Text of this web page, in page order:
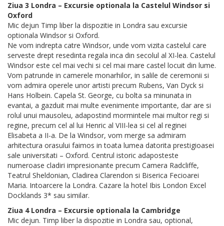
Ziua 3 Londra – Excursie optionala la Castelul Windsor si
Oxford
Mic dejun Timp liber la dispozitie in Londra sau excursie
optionala Windsor si Oxford.
Ne vom indrepta catre Windsor, unde vom vizita castelul care
serveste drept resedinta regala inca din secolul al XI-lea. Castelul
Windsor este cel mai vechi si cel mai mare castel locuit din lume.
Vom patrunde in camerele monarhilor, in salile de ceremonii si
vom admira operele unor artisti precum Rubens, Van Dyck si
Hans Holbein. Capela St. George, cu bolta sa minunata in
evantai, a gazduit mai multe evenimente importante, dar are si
rolul unui mausoleu, adapostind mormintele mai multor regi si
regine, precum cel al lui Henric al VIII-lea si cel al reginei
Elisabeta a II-a. De la Windsor, vom merge sa admiram
arhitectura orasului faimos in toata lumea datorita prestigioasei
sale universitati – Oxford. Centrul istoric adaposteste
numeroase cladiri impresionante precum Camera Radcliffe,
Teatrul Sheldonian, Cladirea Clarendon si Biserica Fecioarei
Maria. Intoarcere la Londra. Cazare la hotel Ibis London Excel
Docklands 3* sau similar.
Ziua 4 Londra – Excursie optionala la Cambridge
Mic dejun. Timp liber la dispozitie in Londra sau, optional,